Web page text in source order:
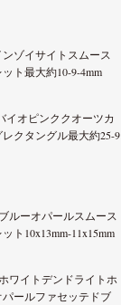
ンゾイサイトスムース
ト最大約10-9-4mm
イオピンククオーツカ
クタングル最大約25-9
ルーオパールスムース
ト10x13mm-11x15mm
ワイトデンドライトホ
パールファセッテドブ